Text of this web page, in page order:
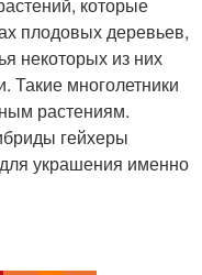
плодовых деревьев,
некоторых из них
Такие многолетники
растениям.
гейхеры
украшения именно